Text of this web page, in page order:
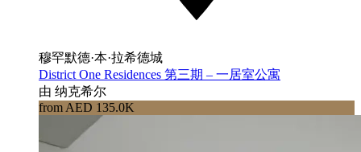
穆罕默德·本·拉希德城
District One Residences 第三期 – 一居室公寓
由 纳克希尔
from AED 135.0K